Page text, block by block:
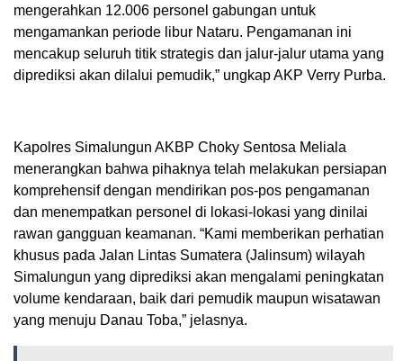
mengerahkan 12.006 personel gabungan untuk
mengamankan periode libur Nataru. Pengamanan ini
mencakup seluruh titik strategis dan jalur-jalur utama yang
diprediksi akan dilalui pemudik,” ungkap AKP Verry Purba.
Kapolres Simalungun AKBP Choky Sentosa Meliala
menerangkan bahwa pihaknya telah melakukan persiapan
komprehensif dengan mendirikan pos-pos pengamanan
dan menempatkan personel di lokasi-lokasi yang dinilai
rawan gangguan keamanan. “Kami memberikan perhatian
khusus pada Jalan Lintas Sumatera (Jalinsum) wilayah
Simalungun yang diprediksi akan mengalami peningkatan
volume kendaraan, baik dari pemudik maupun wisatawan
yang menuju Danau Toba,” jelasnya.